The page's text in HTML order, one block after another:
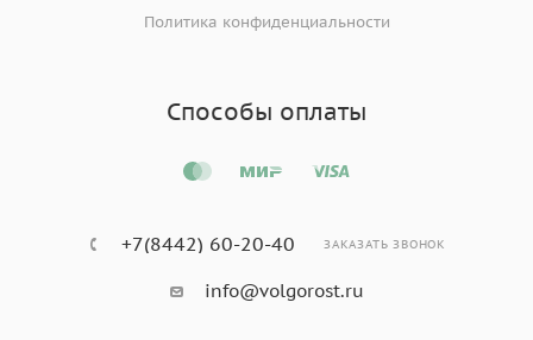
Политика конфиденциальности
Способы оплаты
+7(8442) 60-20-40 ЗАКАЗАТЬ ЗВОНОК
info@volgorost.ru